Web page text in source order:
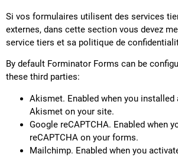
Si vos formulaires utilisent des services
externes, dans cette section vous devez
service tiers et sa politique de
By default Forminator Forms can be
these third parties:
Akismet. Enabled when you installed
Akismet on your site.
Google reCAPTCHA. Enabled when
reCAPTCHA on your forms.
Mailchimp. Enabled when you